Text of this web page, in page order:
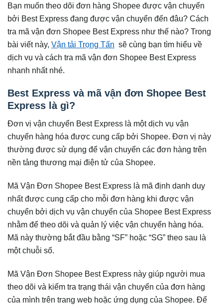
Bạn muốn theo dõi đơn hàng Shopee được vận chuyển
bởi Best Express đang được vận chuyển đến đâu? Cách
tra mã vận đơn Shopee Best Express như thế nào? Trong
bài viết này, Vận tải Trọng Tấn sẽ cùng bạn tìm hiểu về
dịch vụ và cách tra mã vận đơn Shopee Best Express
nhanh nhất nhé.
Best Express và mã vận đơn Shopee Best
Express là gì?
Đơn vị vận chuyển Best Express là một dịch vụ vận
chuyển hàng hóa được cung cấp bởi Shopee. Đơn vị này
thường được sử dụng để vận chuyển các đơn hàng trên
nền tảng thương mại điện tử của Shopee.
Mã Vận Đơn Shopee Best Express là mã định danh duy
nhất được cung cấp cho mỗi đơn hàng khi được vận
chuyển bởi dịch vụ vận chuyển của Shopee Best Express
nhằm để theo dõi và quản lý việc vận chuyển hàng hóa.
Mã này thường bắt đầu bằng “SF” hoặc “SG” theo sau là
một chuỗi số.
Mã Vận Đơn Shopee Best Express này giúp người mua
theo dõi và kiểm tra trạng thái vận chuyển của đơn hàng
của mình trên trang web hoặc ứng dụng của Shopee. Để